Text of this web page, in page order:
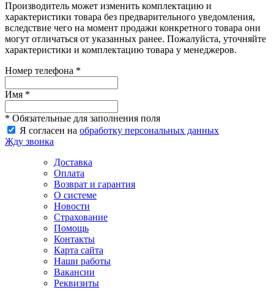
Производитель может изменить комплектацию и
характеристики товара без предварительного уведомления,
вследствие чего на момент продажи конкретного товара они
могут отличаться от указанных ранее. Пожалуйста, уточняйте
характеристики и комплектацию товара у менеджеров.
Номер телефона *
Имя *
* Обязательные для заполнения поля
Я согласен на обработку персональных данных
Жду звонка
Доставка
Оплата
Возврат и гарантия
О системе
Новости
Страхование
Помощь
Контакты
Карта сайта
Наши работы
Вакансии
Реквизиты